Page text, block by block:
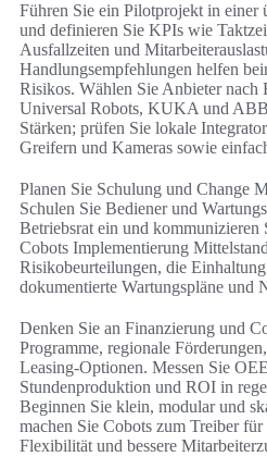
Führen Sie ein Pilotprojekt in einer
und definieren Sie KPIs wie
Ausfallzeiten und
Handlungsempfehlungen helfen
Risikos. Wählen Sie Anbieter nach
Universal Robots, KUKA und
Stärken; prüfen Sie lokale
Greifern und Kameras sowie
Planen Sie Schulung und Change
Schulen Sie Bediener und
Betriebsrat ein und kommunizieren
Cobots Implementierung
Risikobeurteilungen, die
dokumentierte Wartungspläne und
Denken Sie an Finanzierung und
Programme, regionale
Leasing-Optionen. Messen Sie
Stundenproduktion und ROI in
Beginnen Sie klein, modular und
machen Sie Cobots zum Treiber
Flexibilität und bessere